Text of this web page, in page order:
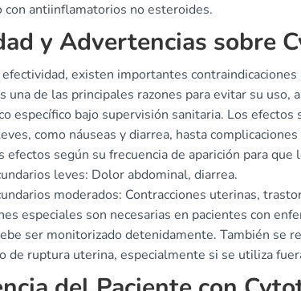
antiinflamatorios no esteroides.
y Advertencias sobre
existen importantes
una de las principales razones para evitar su uso,
específico bajo supervisión sanitaria. Los
como náuseas y diarrea, hasta
efectos según su frecuencia de aparición para
leves: Dolor abdominal, diarrea.
moderados: Contracciones uterinas,
especiales son necesarias en pacientes con
ser monitorizado detenidamente. También se
de ruptura uterina, especialmente si se utiliza